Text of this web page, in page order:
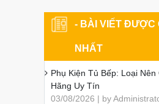
- BÀI VIẾT ĐƯỢC
NHẤT
Phụ Kiện Tủ Bếp: Loại Nên
Hãng Uy Tín
03/08/2026 | by